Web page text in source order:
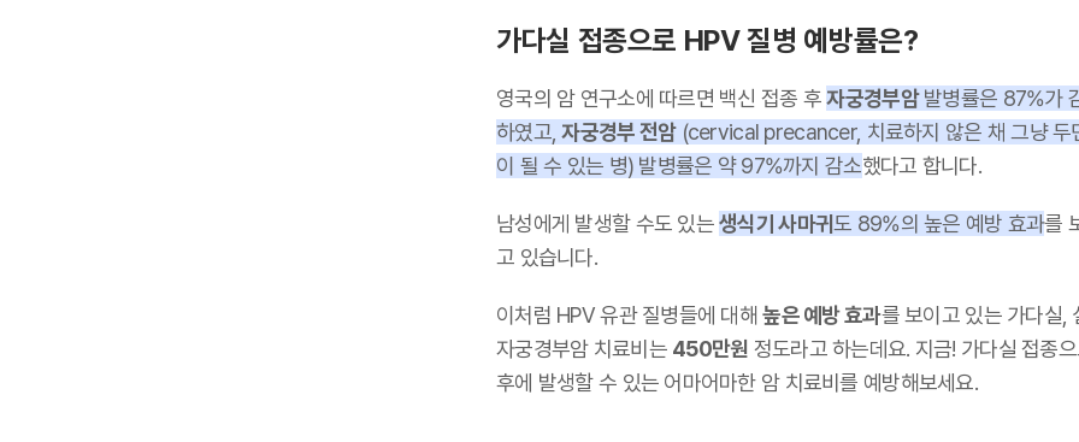
가다실 접종으로 HPV 질병 예방률은?
영국의 암 연구소에 따르면 백신 접종 후자궁경부암발병률은 87%가
하였고,자궁경부 전암(cervical precancer, 치료하지 않은 채 그냥 두
이 될 수 있는 병) 발병률은 약 97%까지 감소했다고 합니다.
남성에게 발생할 수도 있는생식기 사마귀도 89%의 높은 예방 효과를
고 있습니다.
이처럼 HPV 유관 질병들에 대해높은 예방 효과를 보이고 있는 가다실,
자궁경부암 치료비는 450만원 정도라고 하는데요. 지금! 가다실 접종
후에 발생할 수 있는 어마어마한 암 치료비를 예방해보세요.